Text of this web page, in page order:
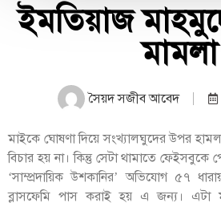
ইমতিয়াজ
মামলা
সৈয়দ সজীব আবেদ
মাইকে ঘোষণা দিয়ে সংখ্যালঘুদের উপর
বিচার হয় না। কিন্তু সেটা থামাতে
‘সাম্প্রদায়িক উশকানির’ অভিযোগ ৫৭
ব্লাসফেমি পাস করাই হয় এ জন্য। এটা